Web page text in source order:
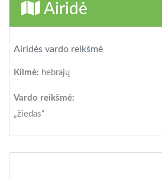
Airidė
Airidės vardo reikšmė
Kilmė: hebrajų
Vardo reikšmė:
„žiedas“